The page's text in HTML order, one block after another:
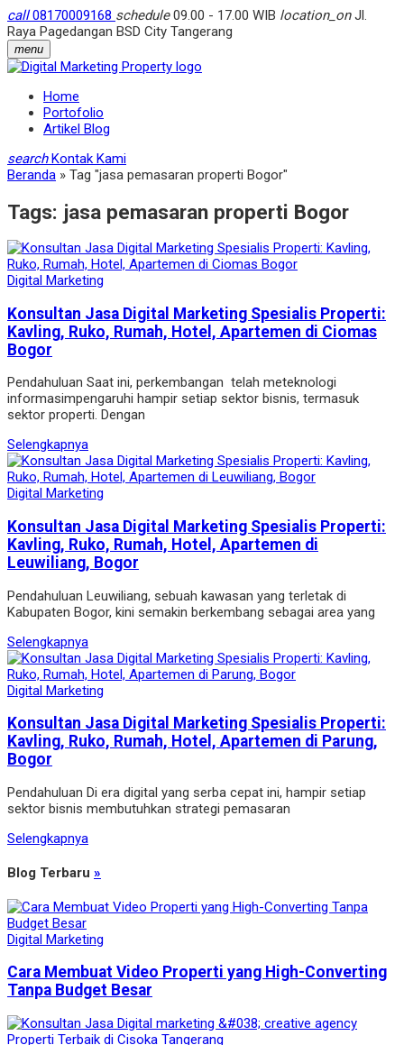
call08170009168 schedule09.00 - 17.00 WIB location_onJl.
Raya Pagedangan BSD City Tangerang
menu
Home
Portofolio
Artikel Blog
search Kontak Kami
Beranda » Tag "jasa pemasaran properti Bogor"
Tags: jasa pemasaran properti Bogor
Digital Marketing
Konsultan Jasa Digital Marketing Spesialis Properti:
Kavling, Ruko, Rumah, Hotel, Apartemen di Ciomas
Bogor
Pendahuluan Saat ini, perkembangan telah meteknologi
informasimpengaruhi hampir setiap sektor bisnis, termasuk
sektor properti. Dengan
Selengkapnya
Digital Marketing
Konsultan Jasa Digital Marketing Spesialis Properti:
Kavling, Ruko, Rumah, Hotel, Apartemen di
Leuwiliang, Bogor
Pendahuluan Leuwiliang, sebuah kawasan yang terletak di
Kabupaten Bogor, kini semakin berkembang sebagai area yang
Selengkapnya
Digital Marketing
Konsultan Jasa Digital Marketing Spesialis Properti:
Kavling, Ruko, Rumah, Hotel, Apartemen di Parung,
Bogor
Pendahuluan Di era digital yang serba cepat ini, hampir setiap
sektor bisnis membutuhkan strategi pemasaran
Selengkapnya
Blog Terbaru »
Digital Marketing
Cara Membuat Video Properti yang High-Converting
Tanpa Budget Besar